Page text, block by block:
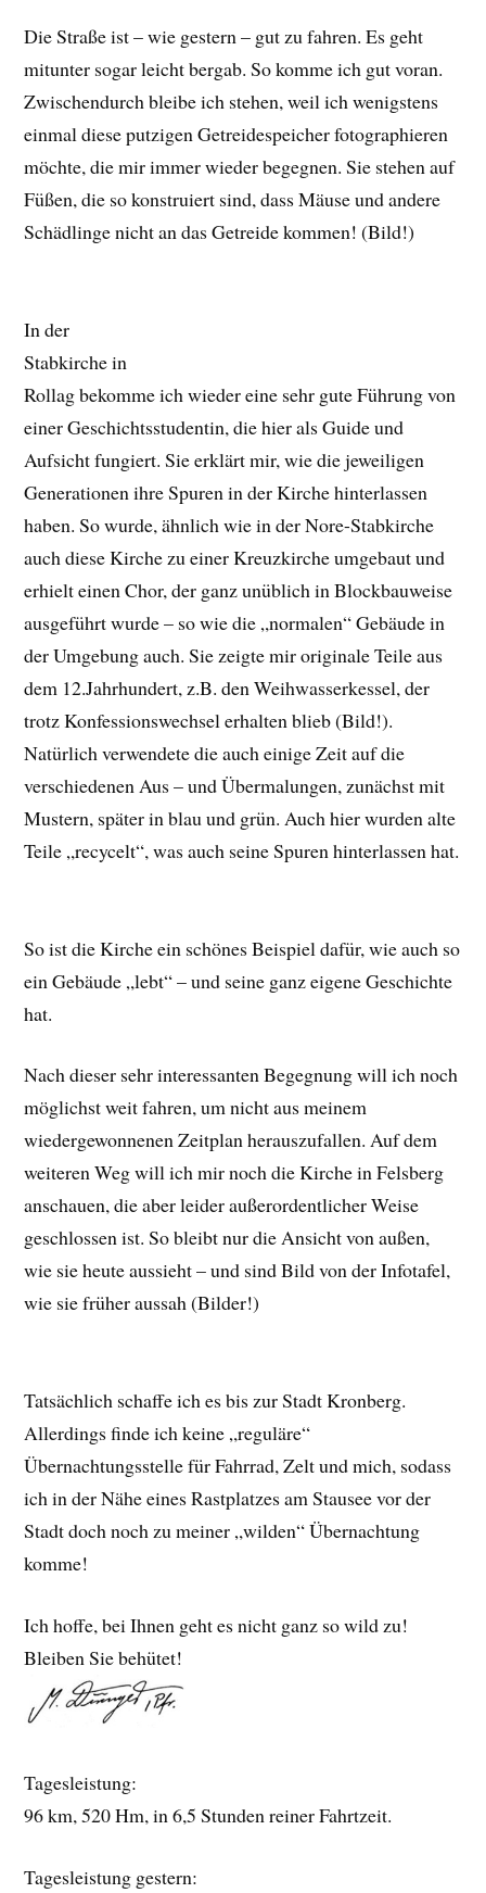
Die Straße ist – wie gestern – gut zu fahren. Es geht
mitunter sogar leicht bergab. So komme ich gut voran.
Zwischendurch bleibe ich stehen, weil ich wenigstens
einmal diese putzigen Getreidespeicher fotographieren
möchte, die mir immer wieder begegnen. Sie stehen auf
Füßen, die so konstruiert sind, dass Mäuse und andere
Schädlinge nicht an das Getreide kommen! (Bild!)
In der
Stabkirche in
Rollag bekomme ich wieder eine sehr gute Führung von
einer Geschichtsstudentin, die hier als Guide und
Aufsicht fungiert. Sie erklärt mir, wie die jeweiligen
Generationen ihre Spuren in der Kirche hinterlassen
haben. So wurde, ähnlich wie in der Nore-Stabkirche
auch diese Kirche zu einer Kreuzkirche umgebaut und
erhielt einen Chor, der ganz unüblich in Blockbauweise
ausgeführt wurde – so wie die „normalen“ Gebäude in
der Umgebung auch. Sie zeigte mir originale Teile aus
dem 12.Jahrhundert, z.B. den Weihwasserkessel, der
trotz Konfessionswechsel erhalten blieb (Bild!).
Natürlich verwendete die auch einige Zeit auf die
verschiedenen Aus – und Übermalungen, zunächst mit
Mustern, später in blau und grün. Auch hier wurden alte
Teile „recycelt“, was auch seine Spuren hinterlassen hat.
So ist die Kirche ein schönes Beispiel dafür, wie auch so
ein Gebäude „lebt“ – und seine ganz eigene Geschichte
hat.
Nach dieser sehr interessanten Begegnung will ich noch
möglichst weit fahren, um nicht aus meinem
wiedergewonnenen Zeitplan herauszufallen. Auf dem
weiteren Weg will ich mir noch die Kirche in Felsberg
anschauen, die aber leider außerordentlicher Weise
geschlossen ist. So bleibt nur die Ansicht von außen,
wie sie heute aussieht – und sind Bild von der Infotafel,
wie sie früher aussah (Bilder!)
Tatsächlich schaffe ich es bis zur Stadt Kronberg.
Allerdings finde ich keine „reguläre“
Übernachtungsstelle für Fahrrad, Zelt und mich, sodass
ich in der Nähe eines Rastplatzes am Stausee vor der
Stadt doch noch zu meiner „wilden“ Übernachtung
komme!
Ich hoffe, bei Ihnen geht es nicht ganz so wild zu!
Bleiben Sie behütet!
Tagesleistung:
96 km, 520 Hm, in 6,5 Stunden reiner Fahrtzeit.
Tagesleistung gestern: